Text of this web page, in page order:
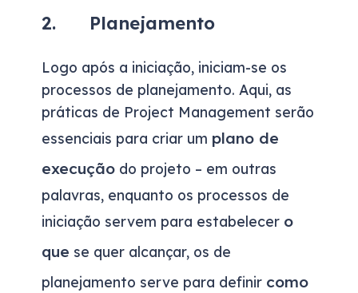
2. Planejamento
Logo após a iniciação, iniciam-se os
processos de planejamento. Aqui, as
práticas de Project Management serão
essenciais para criar um plano de
execução do projeto – em outras
palavras, enquanto os processos de
iniciação servem para estabelecer o
que se quer alcançar, os de
planejamento serve para definir como